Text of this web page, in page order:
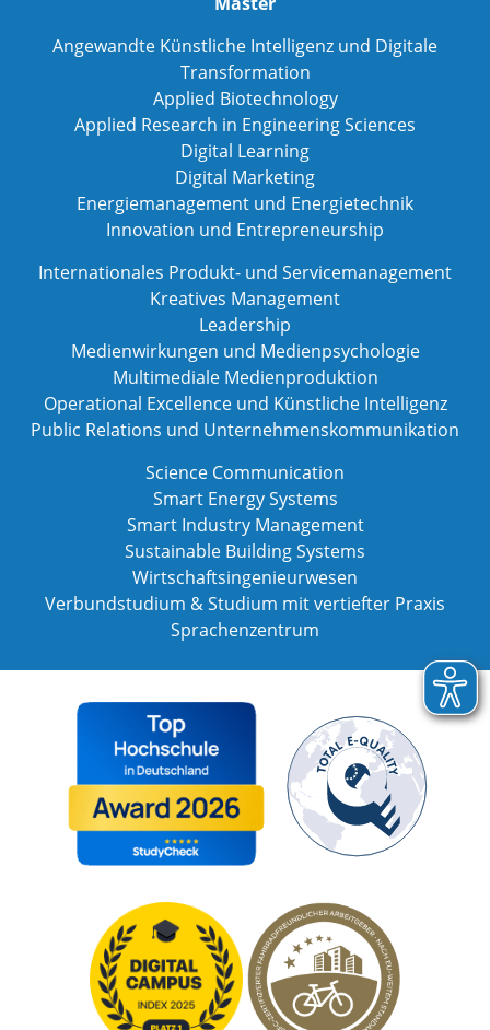
Angewandte Künstliche Intelligenz und Digitale
Transformation
Applied Biotechnology
Applied Research in Engineering Sciences
Digital Learning
Digital Marketing
Energiemanagement und Energietechnik
Innovation und Entrepreneurship
Internationales Produkt- und Servicemanagement
Kreatives Management
Leadership
Medienwirkungen und Medienpsychologie
Multimediale Medienproduktion
Operational Excellence und Künstliche Intelligenz
Public Relations und Unternehmenskommunikation
Science Communication
Smart Energy Systems
Smart Industry Management
Sustainable Building Systems
Wirtschaftsingenieurwesen
Verbundstudium & Studium mit vertiefter Praxis
Sprachenzentrum